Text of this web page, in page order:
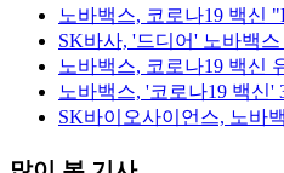
노바백스, 코로나19 백신
SK바사, '드디어' 노바백
노바백스, 코로나19 백신
노바백스, '코로나19 백신'
SK바이오사이언스, 노바